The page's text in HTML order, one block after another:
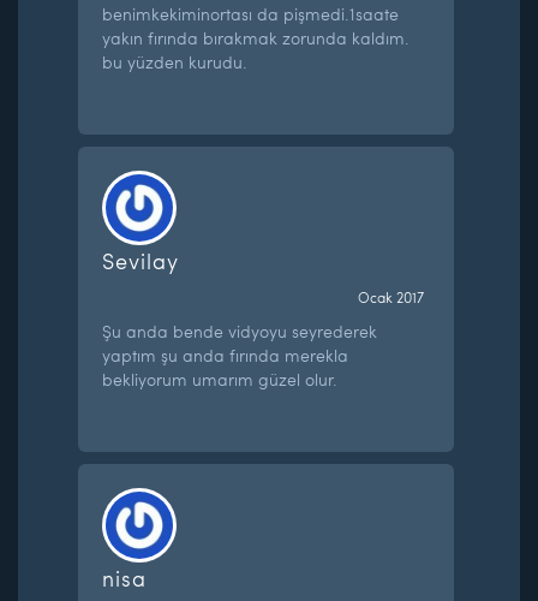
benimkekiminortası da pişmedi.1saate
yakın fırında bırakmak zorunda kaldım.
bu yüzden kurudu.
Sevilay
Ocak 2017
Şu anda bende vidyoyu seyrederek
yaptım şu anda fırında merekla
bekliyorum umarım güzel olur.
nisa